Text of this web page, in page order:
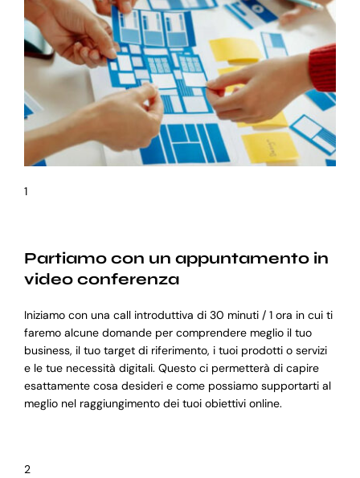
1
Partiamo con un appuntamento in
video conferenza
Iniziamo con una call introduttiva di 30 minuti / 1 ora in cui ti
faremo alcune domande per comprendere meglio il tuo
business, il tuo target di riferimento, i tuoi prodotti o servizi
e le tue necessità digitali. Questo ci permetterà di capire
esattamente cosa desideri e come possiamo supportarti al
meglio nel raggiungimento dei tuoi obiettivi online.
2